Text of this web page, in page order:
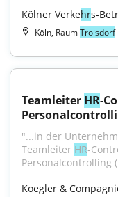
Kölner Verkehrs-
Köln, RaumTroisdorf
Teamleiter HR-
"...in der
Teamleiter HR-
Personalcontrolling
Koegler &